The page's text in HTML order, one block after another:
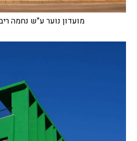
מועדון נוער ע"ש נחמה